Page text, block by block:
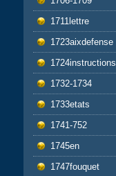
1711lettre
1723aixdefense
1724instructions
1732-1734
1733etats
1741-752
1745en
1747fouquet